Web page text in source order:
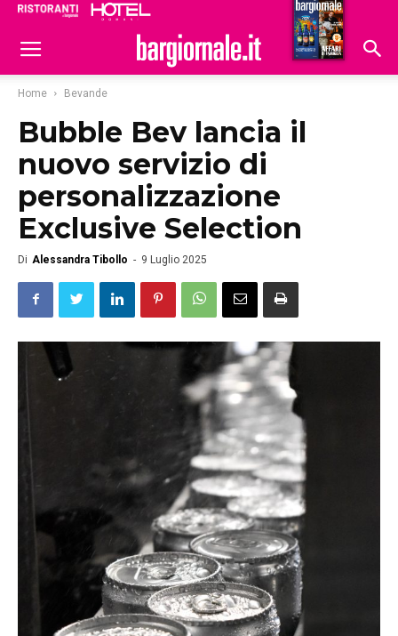
Hoteldomani
Home Bevande
Bubble Bev lancia il
nuovo servizio di
personalizzazione
Exclusive Selection
Di Alessandra Tibollo - 9 Luglio 2025